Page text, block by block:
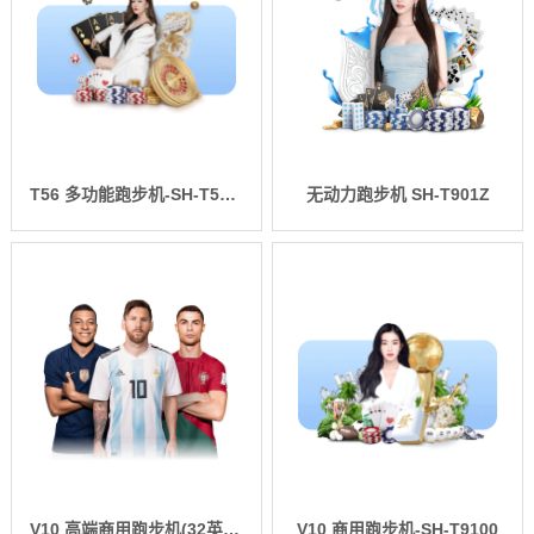
T56 多功能跑步机-SH-T5600-T2 无动力跑步机 SH-T901Z
V10 高端商用跑步机(32英寸)-SH-T9100T V10 商用跑步机-SH-T9100